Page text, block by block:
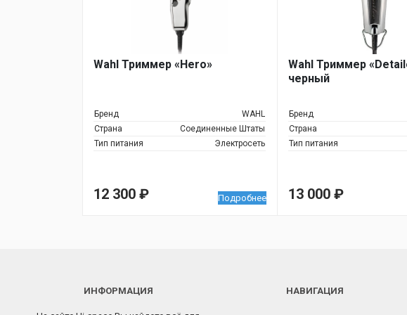
Wahl Триммер «Hero»
Бренд
WAHL
Страна
Соединенные Штаты
Тип питания
Электросеть
12 300 ₽ Подробнее
Wahl Триммер
черный
Бренд
Страна
Тип питания
13 000 ₽
ИНФОРМАЦИЯ НАВИГАЦИЯ